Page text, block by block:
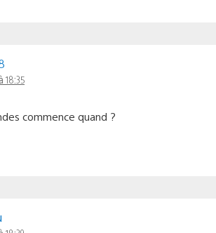
18:35
commence quand ?